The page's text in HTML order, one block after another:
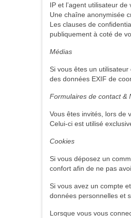
IP et l’agent utilisateur
Une chaîne anonymisée
Les clauses de
publiquement à coté de
Médias
Si vous êtes un
des données EXIF de
Formulaires de contact &
Vous êtes invités, lors de
Celui-ci est utilisé
Cookies
Si vous déposez un
confort afin de ne pas
Si vous avez un compte
données personnelles et
Lorsque vous vous